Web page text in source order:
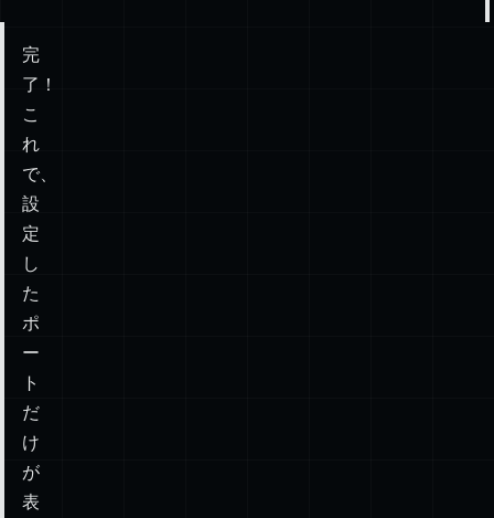
完
了！
こ
れ
で、
設
定
し
た
ポ
ー
ト
だ
け
が
表